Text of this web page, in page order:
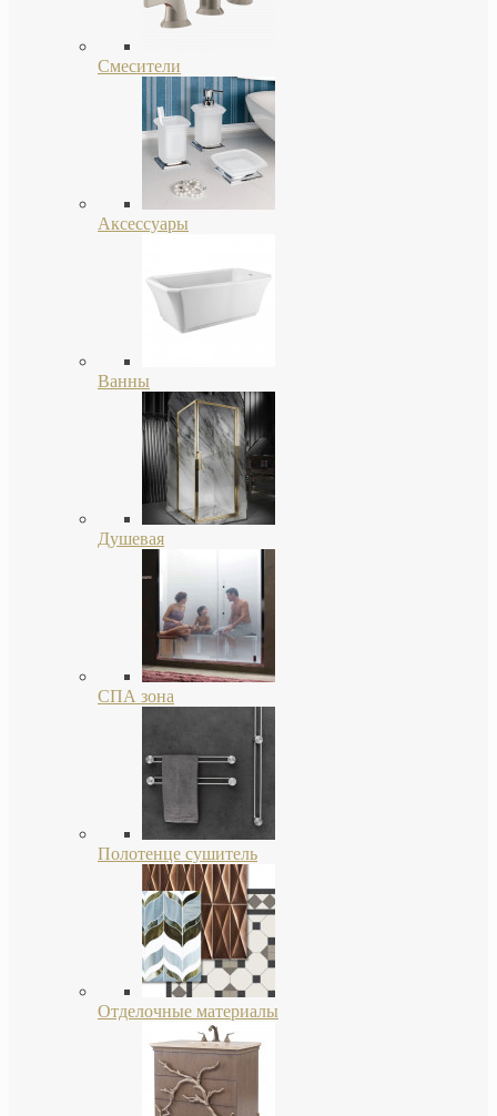
Смесители
Аксессуары
Ванны
Душевая
СПА зона
Полотенце сушитель
Отделочные материалы